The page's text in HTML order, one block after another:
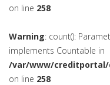
on line 258
Warning: count():
implements Countable in
/var/www/
on line 258